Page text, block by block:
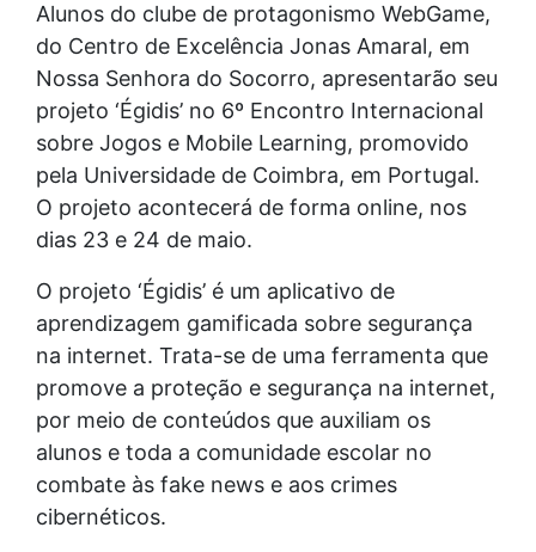
Alunos do clube de protagonismo WebGame,
do Centro de Excelência Jonas Amaral, em
Nossa Senhora do Socorro, apresentarão seu
projeto ‘Égidis’ no 6º Encontro Internacional
sobre Jogos e Mobile Learning, promovido
pela Universidade de Coimbra, em Portugal.
O projeto acontecerá de forma online, nos
dias 23 e 24 de maio.
O projeto ‘Égidis’ é um aplicativo de
aprendizagem gamificada sobre segurança
na internet. Trata-se de uma ferramenta que
promove a proteção e segurança na internet,
por meio de conteúdos que auxiliam os
alunos e toda a comunidade escolar no
combate às fake news e aos crimes
cibernéticos.